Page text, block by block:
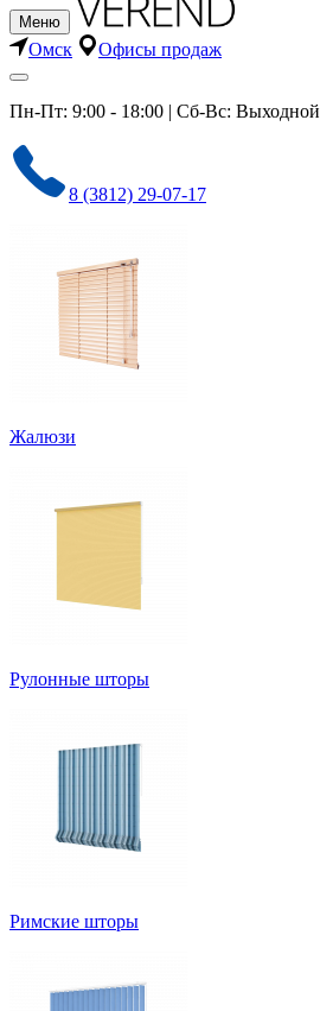
Меню
Омск Офисы продаж
Пн-Пт: 9:00 - 18:00 | Сб-Вс: Выходной
8 (3812) 29-07-17
Жалюзи
Рулонные шторы
Римские шторы